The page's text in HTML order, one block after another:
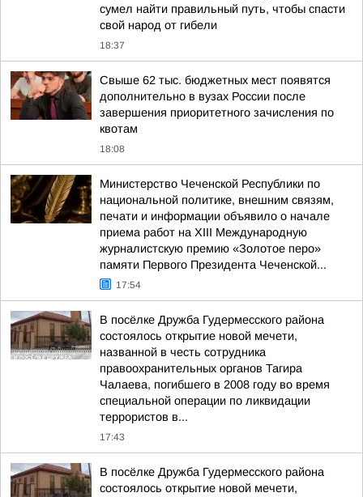
сумел найти правильный путь, чтобы спасти
свой народ от гибели
18:37
Свыше 62 тыс. бюджетных мест появятся
дополнительно в вузах России после
завершения приоритетного зачисления по
квотам
18:08
Министерство Чеченской Республики по
национальной политике, внешним связям,
печати и информации объявило о начале
приема работ на XIII Международную
журналистскую премию «Золотое перо»
памяти Первого Президента Чеченской...
17:54
В посёлке Дружба Гудермесского района
состоялось открытие новой мечети,
названной в честь сотрудника
правоохранительных органов Тагира
Чалаева, погибшего в 2008 году во время
специальной операции по ликвидации
террористов в...
17:43
В посёлке Дружба Гудермесского района
состоялось открытие новой мечети,